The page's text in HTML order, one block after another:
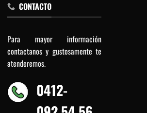
CONTACTO
Para mayor información
contactanos y gustosamente te
atenderemos.
0412-